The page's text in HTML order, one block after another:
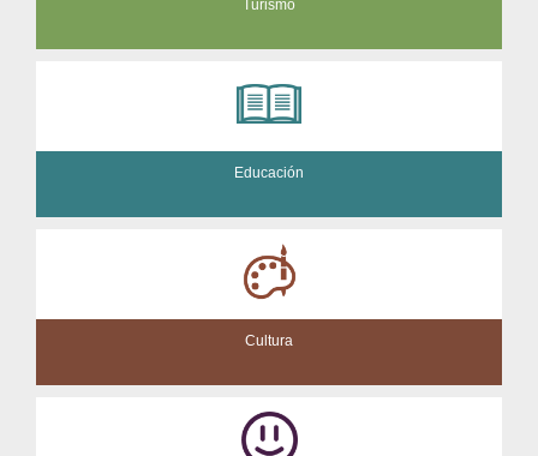
Turismo
Educación
Cultura